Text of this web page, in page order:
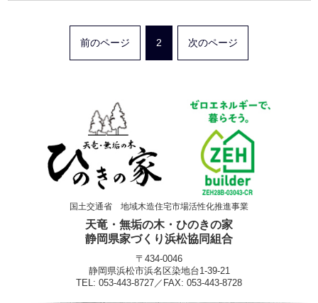
前のページ 2 次のページ
国土交通省 地域木造住宅市場活性化推進事業
天竜・無垢の木・ひのきの家
静岡県家づくり浜松協同組合
〒434-0046
静岡県浜松市浜名区染地台1-39-21
TEL: 053-443-8727／FAX: 053-443-8728